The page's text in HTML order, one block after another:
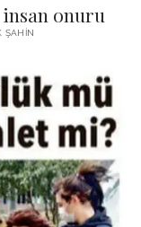
insan onuru
ŞAHIN